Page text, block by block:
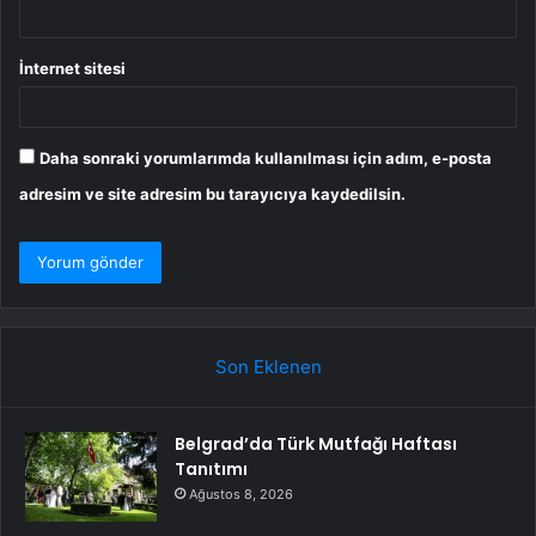
İnternet sitesi
Daha sonraki yorumlarımda kullanılması için adım, e-posta
adresim ve site adresim bu tarayıcıya kaydedilsin.
Son Eklenen
Belgrad’da Türk Mutfağı Haftası
Tanıtımı
Ağustos 8, 2026